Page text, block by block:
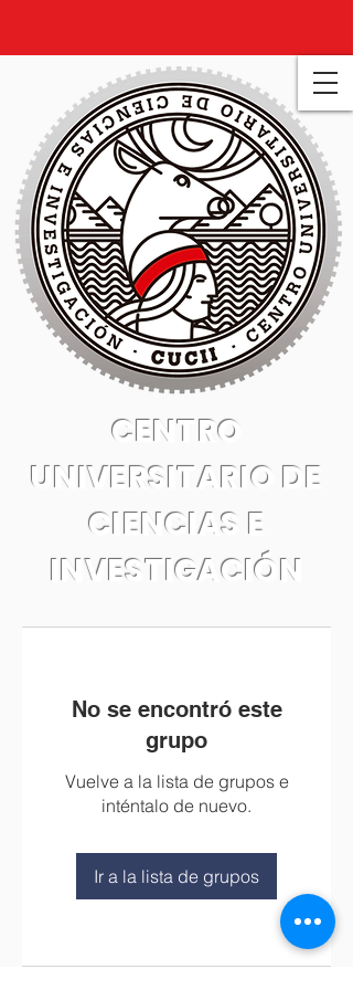
CENTRO
UNIVERSITARIO DE
CIENCIAS E
INVESTIGACIÓN
No se encontró este
grupo
Vuelve a la lista de grupos e
inténtalo de nuevo.
Ir a la lista de grupos